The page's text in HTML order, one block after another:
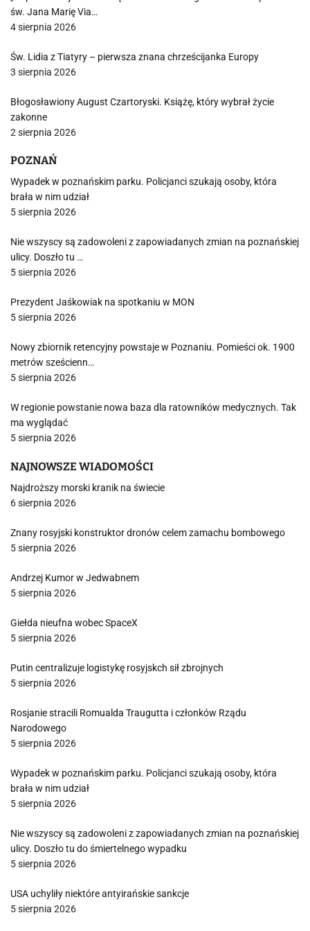
św. Jana Marię Via…
4 sierpnia 2026
Św. Lidia z Tiatyry – pierwsza znana chrześcijanka Europy
3 sierpnia 2026
Błogosławiony August Czartoryski. Książę, który wybrał życie
zakonne
2 sierpnia 2026
POZNAŃ
Wypadek w poznańskim parku. Policjanci szukają osoby, która
brała w nim udział
5 sierpnia 2026
Nie wszyscy są zadowoleni z zapowiadanych zmian na poznańskiej
ulicy. Doszło tu …
5 sierpnia 2026
Prezydent Jaśkowiak na spotkaniu w MON
5 sierpnia 2026
Nowy zbiornik retencyjny powstaje w Poznaniu. Pomieści ok. 1900
metrów sześcienn…
5 sierpnia 2026
W regionie powstanie nowa baza dla ratowników medycznych. Tak
ma wyglądać
5 sierpnia 2026
NAJNOWSZE WIADOMOŚCI
Najdroższy morski kranik na świecie
6 sierpnia 2026
Znany rosyjski konstruktor dronów celem zamachu bombowego
5 sierpnia 2026
Andrzej Kumor w Jedwabnem
5 sierpnia 2026
Giełda nieufna wobec SpaceX
5 sierpnia 2026
Putin centralizuje logistykę rosyjskch sił zbrojnych
5 sierpnia 2026
Rosjanie stracili Romualda Traugutta i członków Rządu
Narodowego
5 sierpnia 2026
Wypadek w poznańskim parku. Policjanci szukają osoby, która
brała w nim udział
5 sierpnia 2026
Nie wszyscy są zadowoleni z zapowiadanych zmian na poznańskiej
ulicy. Doszło tu do śmiertelnego wypadku
5 sierpnia 2026
USA uchyliły niektóre antyirańskie sankcje
5 sierpnia 2026